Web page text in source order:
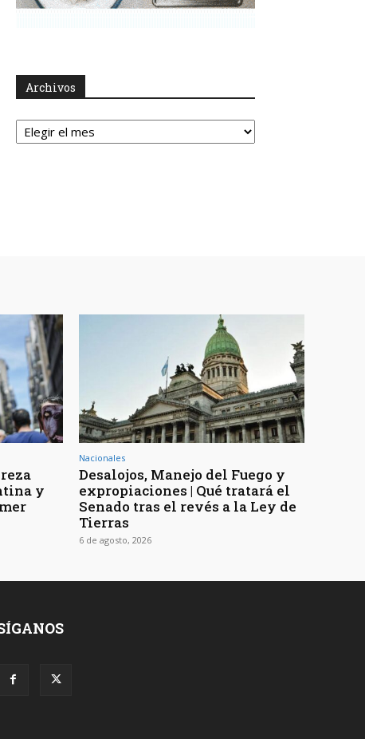
Archivos
Archivos
y
Nacionales
Desalojos, Manejo del Fuego y
expropiaciones | Qué tratará el
Senado tras el revés a la Ley de
Tierras
6 de agosto, 2026